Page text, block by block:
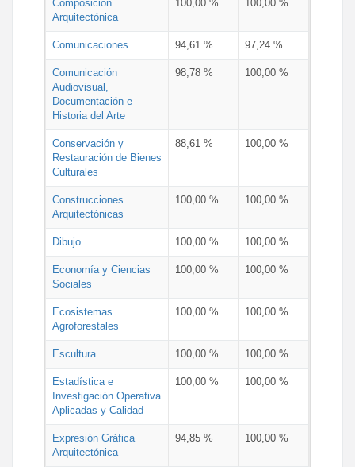
Composición
Arquitectónica
100,00 % 100,00 %
Comunicaciones 94,61 % 97,24 %
Comunicación
Audiovisual,
Documentación e
Historia del Arte
98,78 % 100,00 %
Conservación y
Restauración de Bienes
Culturales
88,61 % 100,00 %
Construcciones
Arquitectónicas
100,00 % 100,00 %
Dibujo 100,00 % 100,00 %
Economía y Ciencias
Sociales
100,00 % 100,00 %
Ecosistemas
Agroforestales
100,00 % 100,00 %
Escultura 100,00 % 100,00 %
Estadística e
Investigación Operativa
Aplicadas y Calidad
100,00 % 100,00 %
Expresión Gráfica
Arquitectónica
94,85 % 100,00 %